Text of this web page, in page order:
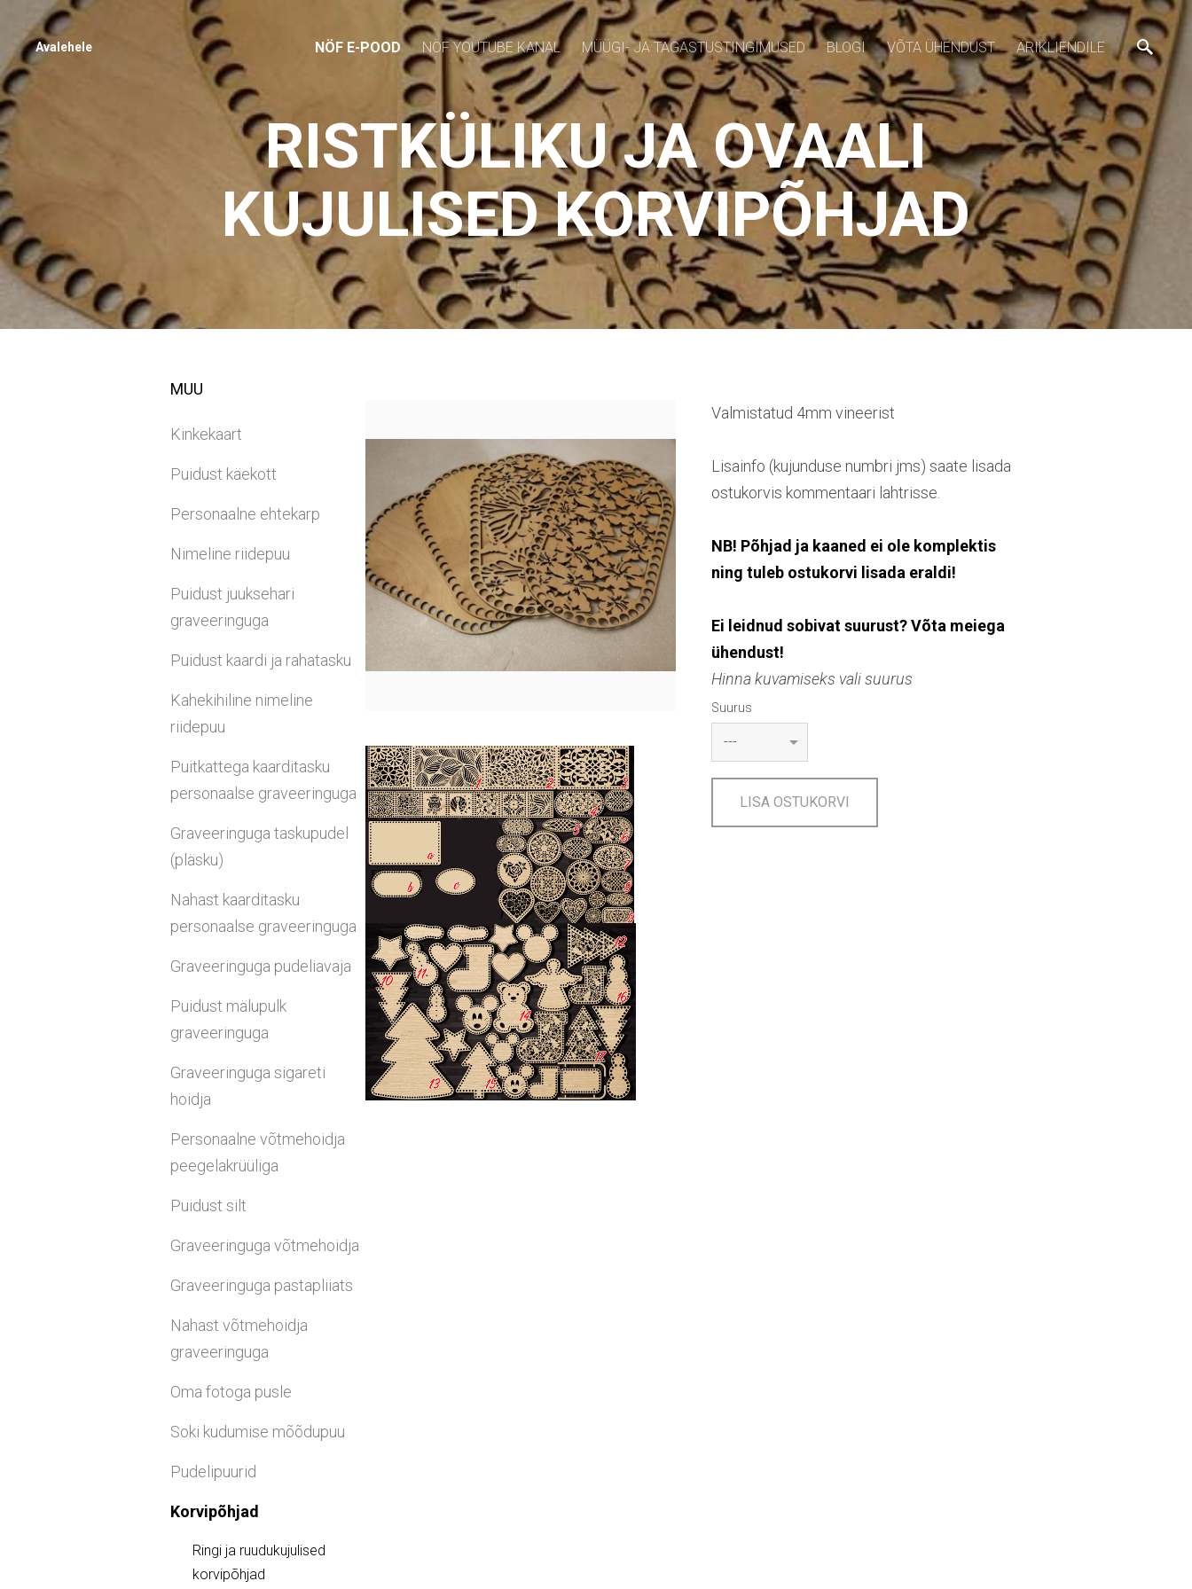
Avalehele NÖF E-POOD NÖF YOUTUBE KANAL MÜÜGI- JA TAGASTUSTINGIMUSED BLOGI VÕTA ÜHENDUST ÄRIKLIENDILE
RISTKÜLIKU JA OVAALI
KUJULISED KORVIPÕHJAD
MUU
Kinkekaart
Puidust käekott
Personaalne ehtekarp
Nimeline riidepuu
Puidust juuksehari
graveeringuga
Puidust kaardi ja rahatasku
Kahekihiline nimeline
riidepuu
Puitkattega kaarditasku
personaalse graveeringuga
Graveeringuga taskupudel
(pläsku)
Nahast kaarditasku
personaalse graveeringuga
Graveeringuga pudeliavaja
Puidust mälupulk
graveeringuga
Graveeringuga sigareti
hoidja
Personaalne võtmehoidja
peegelakrüüliga
Puidust silt
Graveeringuga võtmehoidja
Graveeringuga pastapliiats
Nahast võtmehoidja
graveeringuga
Oma fotoga pusle
Soki kudumise mõõdupuu
Pudelipuurid
Korvipõhjad
Ringi ja ruudukujulised
korvipõhjad
Valmistatud 4mm vineerist
Lisainfo (kujunduse numbri jms) saate lisada
ostukorvis kommentaari lahtrisse.
NB! Põhjad ja kaaned ei ole komplektis
ning tuleb ostukorvi lisada eraldi!
Ei leidnud sobivat suurust? Võta meiega
ühendust!
Hinna kuvamiseks vali suurus
Suurus
LISA OSTUKORVI